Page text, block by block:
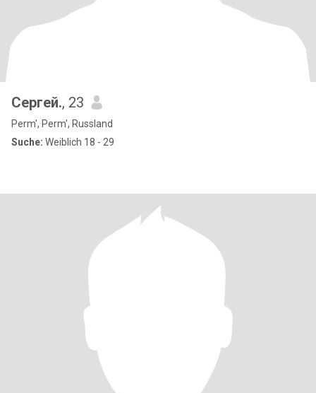
Сергей., 23
Perm', Perm', Russland
Suche: Weiblich 18 - 29